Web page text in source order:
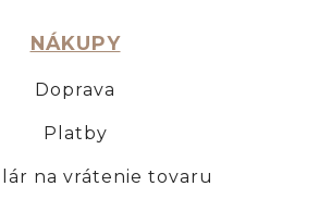
NÁKUPY
Doprava
Platby
na vrátenie tovaru